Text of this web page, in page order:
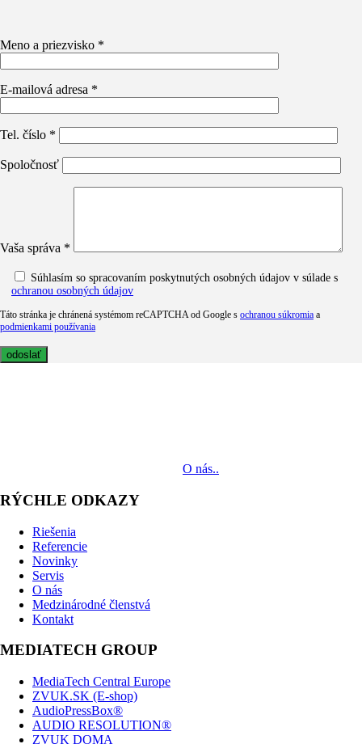
Meno a priezvisko *
E-mailová adresa *
Tel. číslo *
Spoločnosť
Vaša správa *
Súhlasím so spracovaním poskytnutých osobných údajov v súlade s
ochranou osobných údajov
Táto stránka je chránená systémom reCAPTCHA od Google s ochranou súkromia a
podmienkami používania
O nás..
RÝCHLE ODKAZY
Riešenia
Referencie
Novinky
Servis
O nás
Medzinárodné členstvá
Kontakt
MEDIATECH GROUP
MediaTech Central Europe
ZVUK.SK (E-shop)
AudioPressBox®
AUDIO RESOLUTION®
ZVUK DOMA